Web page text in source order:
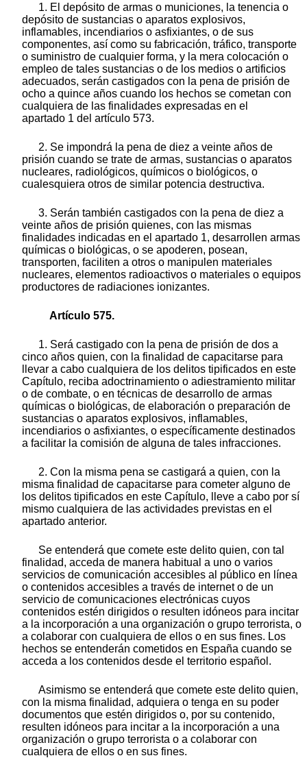
1. El depósito de armas o municiones, la tenencia o
depósito de sustancias o aparatos explosivos,
inflamables, incendiarios o asfixiantes, o de sus
componentes, así como su fabricación, tráfico, transporte
o suministro de cualquier forma, y la mera colocación o
empleo de tales sustancias o de los medios o artificios
adecuados, serán castigados con la pena de prisión de
ocho a quince años cuando los hechos se cometan con
cualquiera de las finalidades expresadas en el
apartado 1 del artículo 573.
2. Se impondrá la pena de diez a veinte años de
prisión cuando se trate de armas, sustancias o aparatos
nucleares, radiológicos, químicos o biológicos, o
cualesquiera otros de similar potencia destructiva.
3. Serán también castigados con la pena de diez a
veinte años de prisión quienes, con las mismas
finalidades indicadas en el apartado 1, desarrollen armas
químicas o biológicas, o se apoderen, posean,
transporten, faciliten a otros o manipulen materiales
nucleares, elementos radioactivos o materiales o equipos
productores de radiaciones ionizantes.
Artículo 575.
1. Será castigado con la pena de prisión de dos a
cinco años quien, con la finalidad de capacitarse para
llevar a cabo cualquiera de los delitos tipificados en este
Capítulo, reciba adoctrinamiento o adiestramiento militar
o de combate, o en técnicas de desarrollo de armas
químicas o biológicas, de elaboración o preparación de
sustancias o aparatos explosivos, inflamables,
incendiarios o asfixiantes, o específicamente destinados
a facilitar la comisión de alguna de tales infracciones.
2. Con la misma pena se castigará a quien, con la
misma finalidad de capacitarse para cometer alguno de
los delitos tipificados en este Capítulo, lleve a cabo por sí
mismo cualquiera de las actividades previstas en el
apartado anterior.
Se entenderá que comete este delito quien, con tal
finalidad, acceda de manera habitual a uno o varios
servicios de comunicación accesibles al público en línea
o contenidos accesibles a través de internet o de un
servicio de comunicaciones electrónicas cuyos
contenidos estén dirigidos o resulten idóneos para incitar
a la incorporación a una organización o grupo terrorista, o
a colaborar con cualquiera de ellos o en sus fines. Los
hechos se entenderán cometidos en España cuando se
acceda a los contenidos desde el territorio español.
Asimismo se entenderá que comete este delito quien,
con la misma finalidad, adquiera o tenga en su poder
documentos que estén dirigidos o, por su contenido,
resulten idóneos para incitar a la incorporación a una
organización o grupo terrorista o a colaborar con
cualquiera de ellos o en sus fines.